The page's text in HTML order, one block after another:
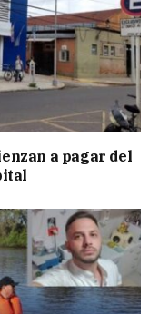
a pagar del